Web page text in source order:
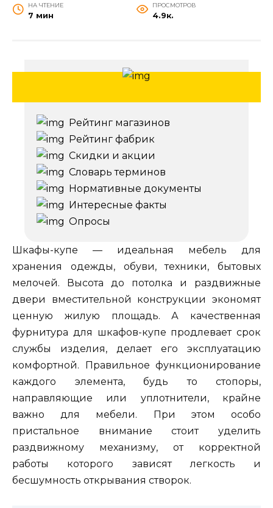
НА ЧТЕНИЕ
7 мин
ПРОСМОТРОВ
4.9к.
Рейтинг магазинов
Рейтинг фабрик
Скидки и акции
Словарь терминов
Нормативные документы
Интересные факты
Опросы
Шкафы-купе — идеальная мебель для
хранения одежды, обуви, техники, бытовых
мелочей. Высота до потолка и раздвижные
двери вместительной конструкции экономят
ценную жилую площадь. А качественная
фурнитура для шкафов-купе продлевает срок
службы изделия, делает его эксплуатацию
комфортной. Правильное функционирование
каждого элемента, будь то стопоры,
направляющие или уплотнители, крайне
важно для мебели. При этом особо
пристальное внимание стоит уделить
раздвижному механизму, от корректной
работы которого зависят легкость и
бесшумность открывания створок.